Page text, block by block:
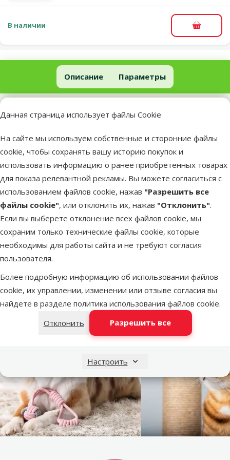
Данная страница использует файлы Cookie
На сайте мы используем собственные и сторонние файлы
cookie, чтобы сохранять вашу историю покупок и
использовать информацию о ранее приобретенных товарах
для показа релевантной рекламы. Вы можете согласиться с
использованием файлов cookie, нажав "Разрешить все
файлы cookie", или отклонить их, нажав "Отклонить".
Если вы выберете отклонение всех файлов cookie, мы
сохраним только технические файлы cookie, которые
необходимы для работы сайта и не требуют согласия
пользователя.
Более подробную информацию об использовании файлов
cookie, их управлении, изменении или отзыве согласия вы
найдете в разделе политика использования файлов cookie.
Отклонить
Разрешить все
Настроить
В наличии В
Перчатка для уборки шерсти – TRIXIE Lint glove, double-sided,
Описание Параметры
В начало страницы
superzoo.product.detail.content
Перчатка для уборки шерсти – TRIXIE Lint glove, double-
Перчатка для уборки шерсти животных с сидений, ковров и
мягкой мебели;
Хлопковая перчатка с бархатным покрытием с двух сторон;
Помогает быстро и эффективно собирать шерсть и пух
животных с различных поверхностей.
Длина: 25 см.
Цвет: красный.
Параметры
Бренд
Номер в каталоге
43515
EAN
4011905023281